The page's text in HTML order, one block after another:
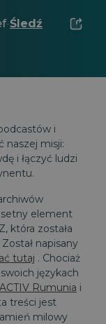
·Śledź
i
naszej misji:
i łączyć ludzi
setny element
która została
napisany
tutaj . Chociaż
językach
Rumunia i
treści jest
milowy